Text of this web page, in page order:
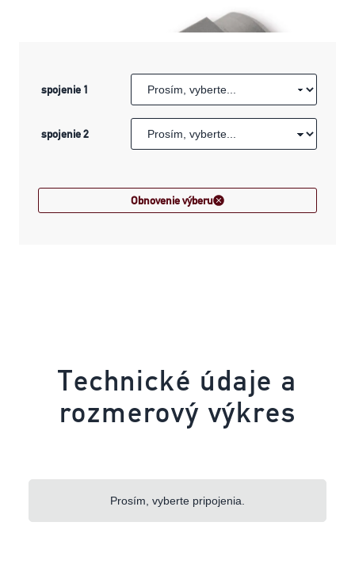
spojenie 1
spojenie 2
Obnovenie výberu
Technické údaje a
rozmerový výkres
Prosím, vyberte pripojenia.